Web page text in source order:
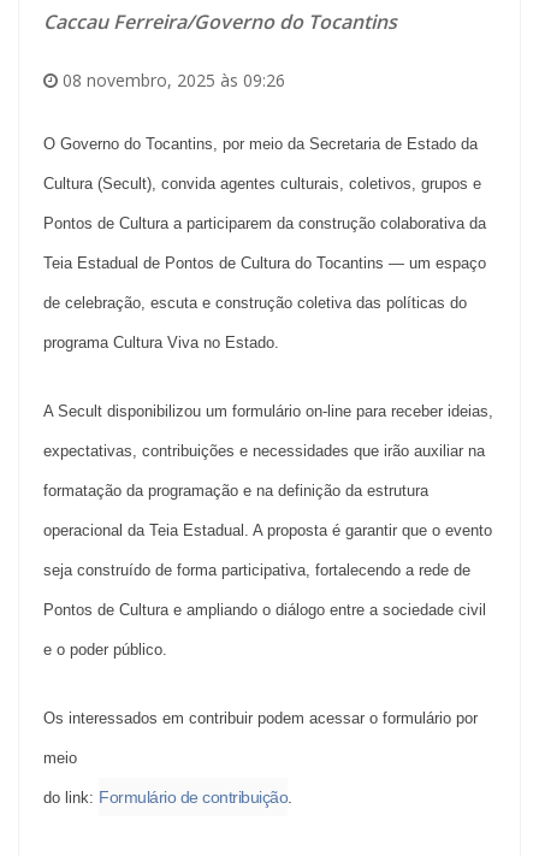
Caccau Ferreira/Governo do Tocantins
08 novembro, 2025 às 09:26
O Governo do Tocantins, por meio da Secretaria de Estado da
Cultura (Secult), convida agentes culturais, coletivos, grupos e
Pontos de Cultura a participarem da construção colaborativa da
Teia Estadual de Pontos de Cultura do Tocantins — um espaço
de celebração, escuta e construção coletiva das políticas do
programa Cultura Viva no Estado.
A Secult disponibilizou um formulário on-line para receber ideias,
expectativas, contribuições e necessidades que irão auxiliar na
formatação da programação e na definição da estrutura
operacional da Teia Estadual. A proposta é garantir que o evento
seja construído de forma participativa, fortalecendo a rede de
Pontos de Cultura e ampliando o diálogo entre a sociedade civil
e o poder público.
Os interessados em contribuir podem acessar o formulário por
meio
do link: Formulário de contribuição.